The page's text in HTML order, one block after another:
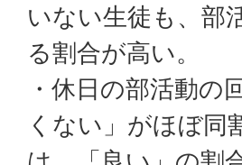
いない生徒も、部
る割合が高い。
・休日の部活動の
くない」がほぼ同